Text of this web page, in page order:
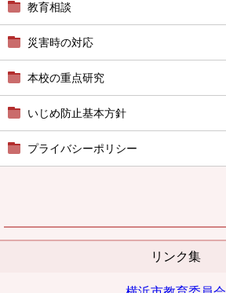
教育相談
災害時の対応
本校の重点研究
いじめ防止基本方針
プライバシーポリシー
リンク集